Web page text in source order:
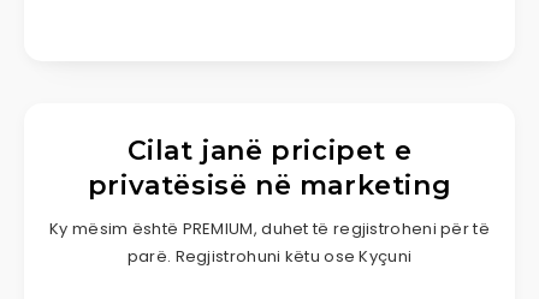
Cilat janë pricipet e
privatësisë në marketing
Ky mësim është PREMIUM, duhet të regjistroheni për të
parë. Regjistrohuni këtu ose Kyçuni